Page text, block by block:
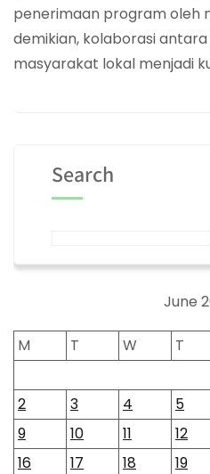
penerimaan program oleh
demikian, kolaborasi
masyarakat lokal menjadi
Search
June
M T W T
2
3 4 5
9
10 11 12
16
17 18 19